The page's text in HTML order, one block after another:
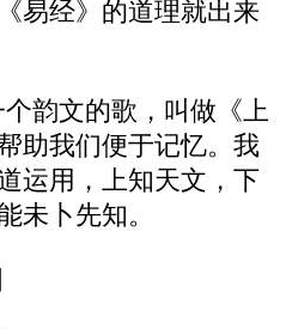
易经》的道理就出来
韵文的歌，叫做《上
助我们便于记忆。我
运用，上知天文，下
未卜先知。